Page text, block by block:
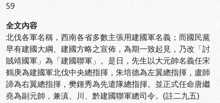
59
全文內容
北伐各軍名稱，西南各省多數主張用建國軍名義；而國民黨
早有建國大綱、建國方略之宣佈，為期一致起見，乃改「討
賊靖國軍」為「建國聯軍」。是日，先生以大元帥名義任宋
鶴庚為建國軍北伐中央總指揮，朱培德為左翼總指揮，盧師
諦為右翼總指揮，樊鍾秀為先遣隊總指揮。並正式任命唐繼
堯為副元帥，兼滇、川、黔建國聯軍總司令。(註二九五)